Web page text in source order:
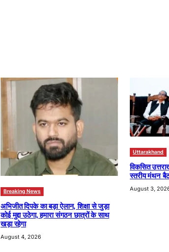
Breaking News
अभिजीत दिपके का बड़ा ऐलान, शिक्षा से जुड़ा
कोई मुद्दा उठेगा, हमारा संगठन छात्रों के साथ
खड़ा रहेगा
August 4, 2026
Uttarakhand
विकसित
स्तरीय मंथन
August 3,